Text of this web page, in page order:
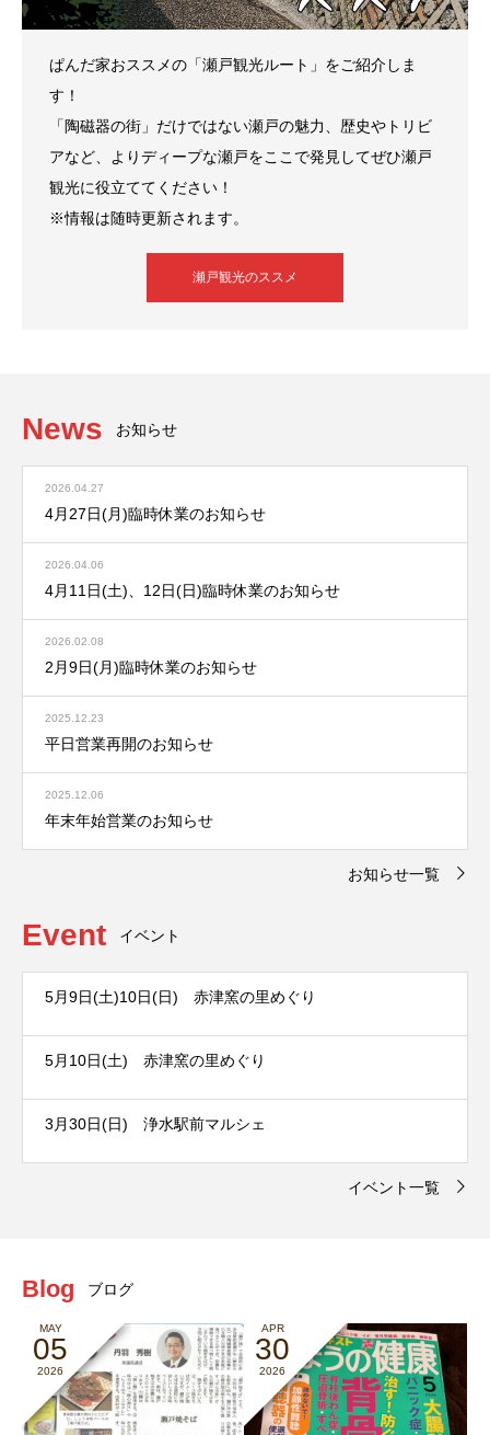
ぱんだ家おススメの「瀬戸観光ルート」をご紹介しま
す！
「陶磁器の街」だけではない瀬戸の魅力、歴史やトリビ
アなど、よりディープな瀬戸をここで発見してぜひ瀬戸
観光に役立ててください！
※情報は随時更新されます。
瀬戸観光のススメ
News お知らせ
2026.04.27
4月27日(月)臨時休業のお知らせ
2026.04.06
4月11日(土)、12日(日)臨時休業のお知らせ
2026.02.08
2月9日(月)臨時休業のお知らせ
2025.12.23
平日営業再開のお知らせ
2025.12.06
年末年始営業のお知らせ
お知らせ一覧
Event イベント
5月9日(土)10日(日) 赤津窯の里めぐり
5月10日(土) 赤津窯の里めぐり
3月30日(日) 浄水駅前マルシェ
イベント一覧
Blog ブログ
MAY
05
2026
APR
30
2026